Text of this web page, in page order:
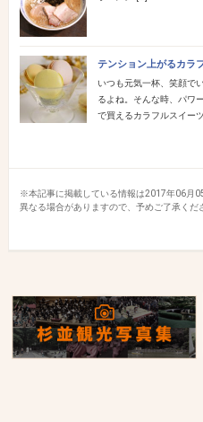
テンション上がるカラ
いつも元気一杯、笑顔で
るよね。そんな時、パワ
で買えるカラフルスイー
※本記事に掲載している情報は2017年06月
異なる場合がありますので、予めご了承くだ